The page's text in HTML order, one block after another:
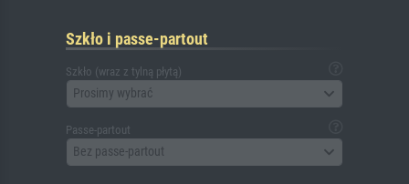
Szkło i passe-partout
Szkło (wraz z tylną płytą)
Prosimy wybrać
Passe-partout
Bez passe-partout